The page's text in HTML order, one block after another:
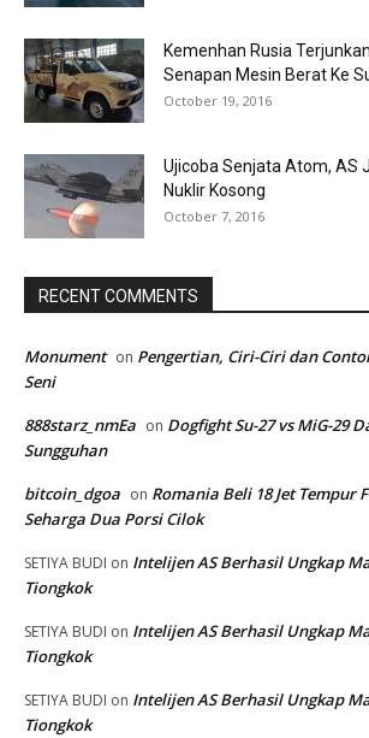
Kemenhan Rusia
Senapan Mesin Berat Ke
October 19, 2016
Ujicoba Senjata Atom, AS
Nuklir Kosong
October 7, 2016
RECENT COMMENTS
Monument on Pengertian, Ciri-Ciri dan
Seni
888starz_nmEa on Dogfight Su-27 vs MiG-29
Sungguhan
bitcoin_dgoa on Romania Beli 18 Jet Tempur
Seharga Dua Porsi Cilok
SETIYA BUDI on Intelijen AS Berhasil Ungkap
Tiongkok
SETIYA BUDI on Intelijen AS Berhasil Ungkap
Tiongkok
SETIYA BUDI on Intelijen AS Berhasil Ungkap
Tiongkok